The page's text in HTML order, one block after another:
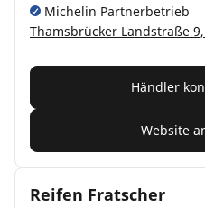
Michelin Partnerbetrieb
Thamsbrücker Landstraße
Händler
Website
Reifen Fratscher